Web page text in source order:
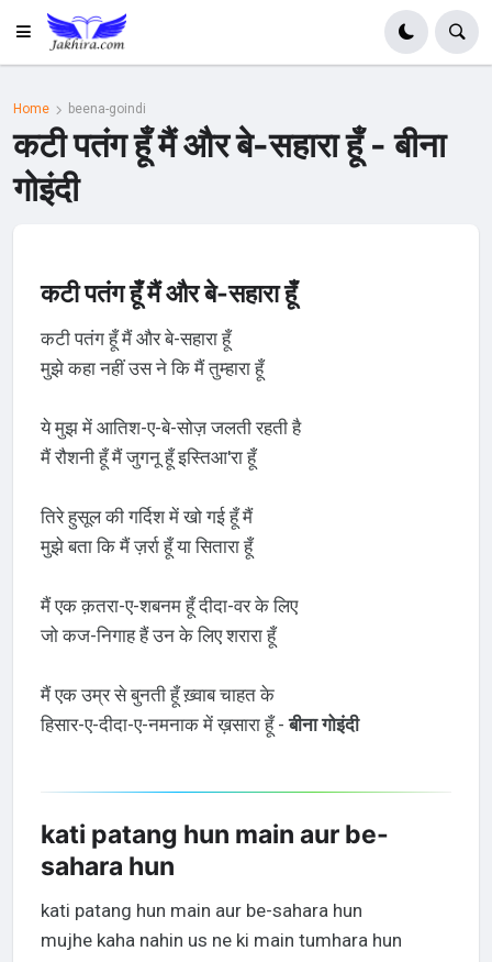
Home beena-goindi
कटी पतंग हूँ मैं और बे-सहारा हूँ - बीना
गोइंदी
कटी पतंग हूँ मैं और बे-सहारा हूँ
कटी पतंग हूँ मैं और बे-सहारा हूँ
मुझे कहा नहीं उस ने कि मैं तुम्हारा हूँ
ये मुझ में आतिश-ए-बे-सोज़ जलती रहती है
मैं रौशनी हूँ मैं जुगनू हूँ इस्तिआ'रा हूँ
तिरे हुसूल की गर्दिश में खो गई हूँ मैं
मुझे बता कि मैं ज़र्रा हूँ या सितारा हूँ
मैं एक क़तरा-ए-शबनम हूँ दीदा-वर के लिए
जो कज-निगाह हैं उन के लिए शरारा हूँ
मैं एक उम्र से बुनती हूँ ख़्वाब चाहत के
हिसार-ए-दीदा-ए-नमनाक में ख़सारा हूँ -बीना गोइंदी
kati patang hun main aur be-
sahara hun
kati patang hun main aur be-sahara hun
mujhe kaha nahin us ne ki main tumhara hun